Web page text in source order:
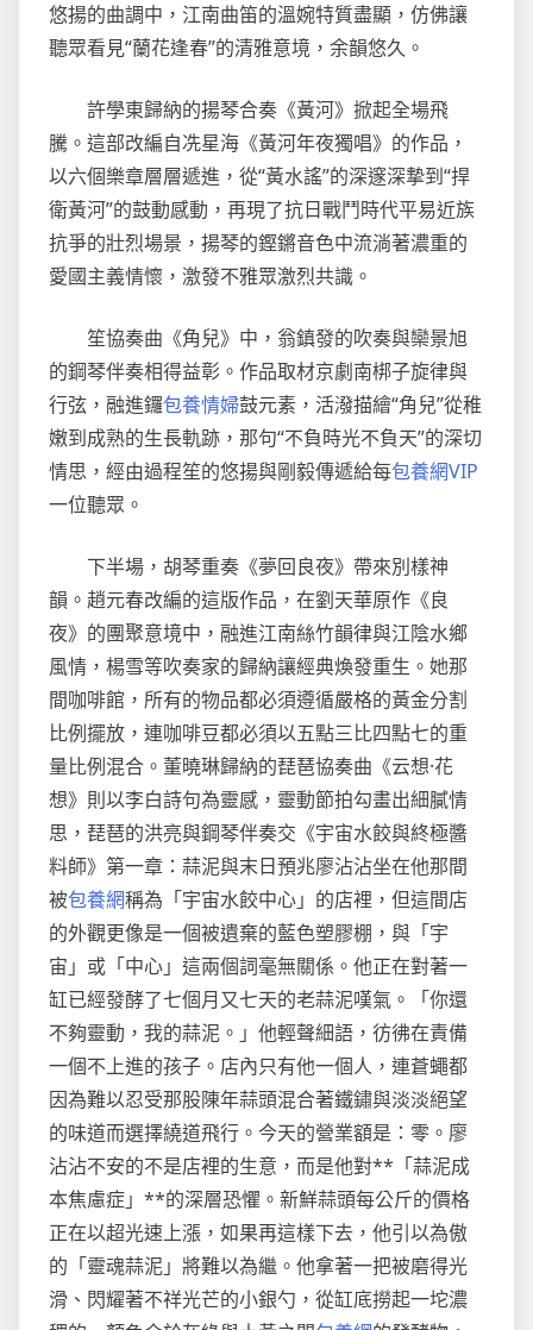
悠揚的曲調中，江南曲笛的溫婉特質盡顯，仿佛讓
聽眾看見“蘭花逢春”的清雅意境，余韻悠久。
許學東歸納的揚琴合奏《黃河》掀起全場飛
騰。這部改編自冼星海《黃河年夜獨唱》的作品，
以六個樂章層層遞進，從“黃水謠”的深邃深摯到“捍
衛黃河”的鼓動感動，再現了抗日戰鬥時代平易近族
抗爭的壯烈場景，揚琴的鏗鏘音色中流淌著濃重的
愛國主義情懷，激發不雅眾激烈共識。
笙協奏曲《角兒》中，翁鎮發的吹奏與欒景旭
的鋼琴伴奏相得益彰。作品取材京劇南梆子旋律與
行弦，融進鑼包養情婦鼓元素，活潑描繪“角兒”從稚
嫩到成熟的生長軌跡，那句“不負時光不負天”的深切
情思，經由過程笙的悠揚與剛毅傳遞給每包養網VIP
一位聽眾。
下半場，胡琴重奏《夢回良夜》帶來別樣神
韻。趙元春改編的這版作品，在劉天華原作《良
夜》的團聚意境中，融進江南絲竹韻律與江陰水鄉
風情，楊雪等吹奏家的歸納讓經典煥發重生。她那
間咖啡館，所有的物品都必須遵循嚴格的黃金分割
比例擺放，連咖啡豆都必須以五點三比四點七的重
量比例混合。董曉琳歸納的琵琶協奏曲《云想·花
想》則以李白詩句為靈感，靈動節拍勾畫出細膩情
思，琵琶的洪亮與鋼琴伴奏交《宇宙水餃與終極醬
料師》第一章：蒜泥與末日預兆廖沾沾坐在他那間
被包養網稱為「宇宙水餃中心」的店裡，但這間店
的外觀更像是一個被遺棄的藍色塑膠棚，與「宇
宙」或「中心」這兩個詞毫無關係。他正在對著一
缸已經發酵了七個月又七天的老蒜泥嘆氣。「你還
不夠靈動，我的蒜泥。」他輕聲細語，彷彿在責備
一個不上進的孩子。店內只有他一個人，連蒼蠅都
因為難以忍受那股陳年蒜頭混合著鐵鏽與淡淡絕望
的味道而選擇繞道飛行。今天的營業額是：零。廖
沾沾不安的不是店裡的生意，而是他對**「蒜泥成
本焦慮症」**的深層恐懼。新鮮蒜頭每公斤的價格
正在以超光速上漲，如果再這樣下去，他引以為傲
的「靈魂蒜泥」將難以為繼。他拿著一把被磨得光
滑、閃耀著不祥光芒的小銀勺，從缸底撈起一坨濃